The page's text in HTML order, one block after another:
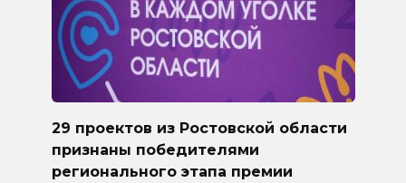
29 проектов из Ростовской области
признаны победителями
регионального этапа премии